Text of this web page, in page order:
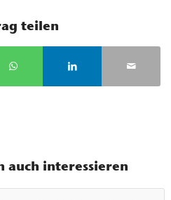
teilen
auch interessieren